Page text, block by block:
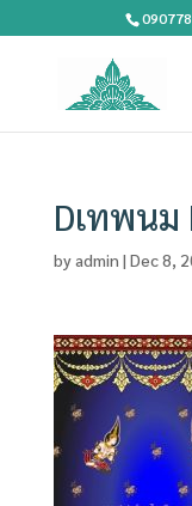
Dเทพนม
byadmin | Dec 8,